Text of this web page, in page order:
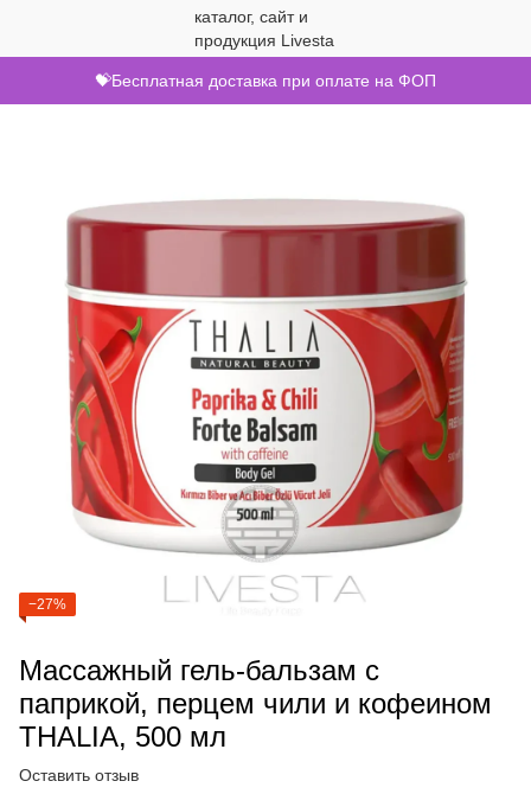
💝Бесплатная доставка при оплате на ФОП
−27%
Массажный гель-бальзам с
паприкой, перцем чили и кофеином
THALIA, 500 мл
Оставить отзыв